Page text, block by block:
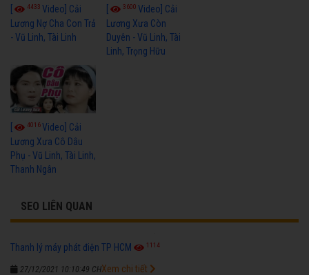
4433 Video] Cải
Lương Nợ Cha Con Trả
- Vũ Linh, Tài Linh
3600Video] Cải
Lương Xưa Còn
Duyên - Vũ Linh, Tài
Linh, Trọng Hữu
[ 4016Video] Cải
Lương Xưa Cô Dâu
Phụ - Vũ Linh, Tài Linh,
Thanh Ngân
SEO LIÊN QUAN
Thanh lý máy phát điện TP HCM 1114
27/12/2021 10:10:49 CHXem chi tiết